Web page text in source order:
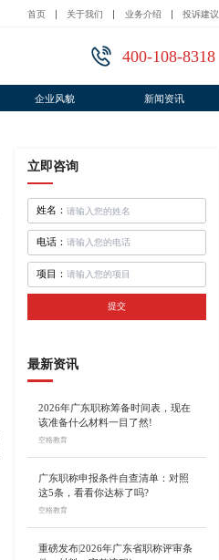
首页 关于我们 业务介绍 投诉建议
400-108-8318
企业风貌 新闻资讯
立即咨询
姓名：
电话：
项目：
提交
最新资讯
2026年广东职称筹备时间表，现在
该准备什么材料一目了然!
空格教育
广东职称申报条件自查清单：对照
这5条，看看你达标了吗?
空格教育
重磅发布|2026年广东省职称评审条